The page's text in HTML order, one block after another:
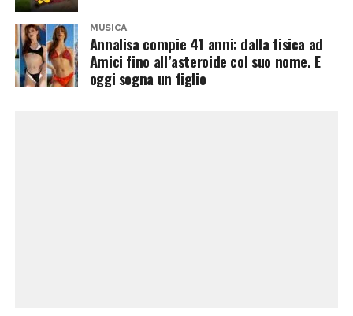
Post Views: 267
MUSICA
Annalisa compie 41 anni: dalla fisica ad
Amici fino all’asteroide col suo nome. E
oggi sogna un figlio